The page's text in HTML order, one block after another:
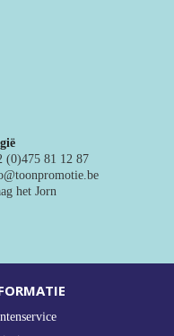
(0)475 81 12 87
het Jorn